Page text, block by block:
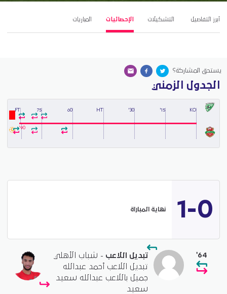
أبرز التفاصيل التشكيلات الإحصائيات المباريات
يستحق المشاركة؟
الجدول الزمني
KO
15'
30'
HT
60
75
FT
90'
1-0 نهاية المباراة
'64 تبديل اللاعب - شباب الأهلي
تبديل اللاعب أحمد عبدالله
جميل باللاعب عبدالله سعيد
سعيد